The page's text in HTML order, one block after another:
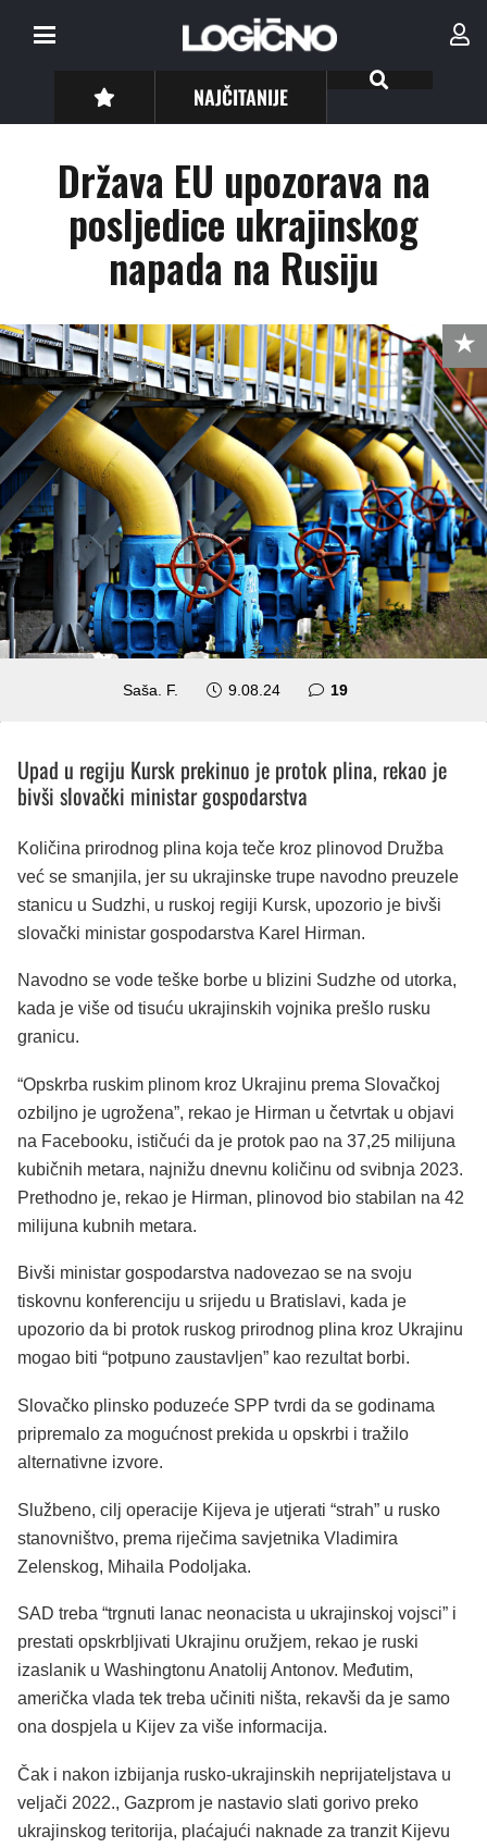
NAJČITANIJE
Država EU upozorava na
posljedice ukrajinskog
napada na Rusiju
Saša. F. 9.08.24 19komentara
Upad u regiju Kursk prekinuo je protok plina, rekao je
bivši slovački ministar gospodarstva
Količina prirodnog plina koja teče kroz plinovod Družba
već se smanjila, jer su ukrajinske trupe navodno preuzele
stanicu u Sudzhi, u ruskoj regiji Kursk, upozorio je bivši
slovački ministar gospodarstva Karel Hirman.
Navodno se vode teške borbe u blizini Sudzhe od utorka,
kada je više od tisuću ukrajinskih vojnika prešlo rusku
granicu.
“Opskrba ruskim plinom kroz Ukrajinu prema Slovačkoj
ozbiljno je ugrožena”, rekao je Hirman u četvrtak u objavi
na Facebooku, ističući da je protok pao na 37,25 milijuna
kubičnih metara, najnižu dnevnu količinu od svibnja 2023.
Prethodno je, rekao je Hirman, plinovod bio stabilan na 42
milijuna kubnih metara.
Bivši ministar gospodarstva nadovezao se na svoju
tiskovnu konferenciju u srijedu u Bratislavi, kada je
upozorio da bi protok ruskog prirodnog plina kroz Ukrajinu
mogao biti “potpuno zaustavljen” kao rezultat borbi.
Slovačko plinsko poduzeće SPP tvrdi da se godinama
pripremalo za mogućnost prekida u opskrbi i tražilo
alternativne izvore.
Službeno, cilj operacije Kijeva je utjerati “strah” u rusko
stanovništvo, prema riječima savjetnika Vladimira
Zelenskog, Mihaila Podoljaka.
SAD treba “trgnuti lanac neonacista u ukrajinskoj vojsci” i
prestati opskrbljivati ​​Ukrajinu oružjem, rekao je ruski
izaslanik u Washingtonu Anatolij Antonov. Međutim,
američka vlada tek treba učiniti ništa, rekavši da je samo
ona dospjela u Kijev za više informacija.
Čak i nakon izbijanja rusko-ukrajinskih neprijateljstava u
veljači 2022., Gazprom je nastavio slati gorivo preko
ukrajinskog teritorija, plaćajući naknade za tranzit Kijevu